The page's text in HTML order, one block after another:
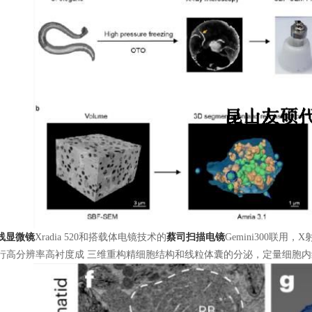
显微镜Xradia 520和搭载体电镜技术的蔡司扫描电镜Gemini300联用，X
高分辨率高衬度成 三维重构精细胞结构和线粒体囊的分泌，定量细胞